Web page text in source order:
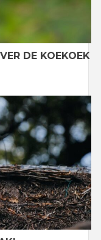
DE KOEKOEK